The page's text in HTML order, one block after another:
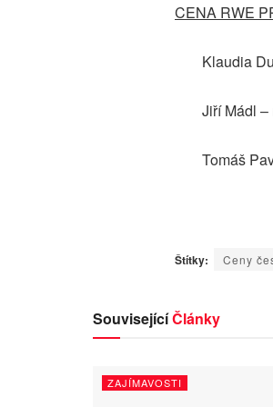
CENA RWE
Klaudia
Jiří Mádl –
Tomáš
Štítky: Ceny
SouvisejícíČlánky
ZAJÍMAVOSTI